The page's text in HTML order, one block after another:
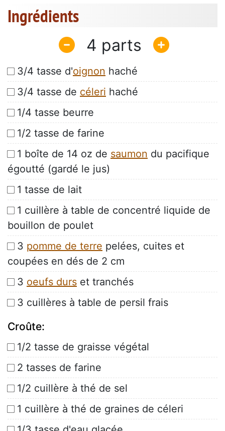
Ingrédients
4
3/4 tasse d'oignon haché
3/4 tasse de céleri haché
1/4 tasse beurre
1/2 tasse de farine
1 boîte de 14 oz de saumon du pacifique
égoutté (gardé le jus)
1 tasse de lait
1 cuillère à table de concentré liquide de
bouillon de poulet
3 pomme de terre pelées, cuites et
coupées en dés de 2 cm
3 oeufs durs et tranchés
3 cuillères à table de persil frais
Croûte:
1/2 tasse de graisse végétal
2 tasses de farine
1/2 cuillère à thé de sel
1 cuillère à thé de graines de céleri